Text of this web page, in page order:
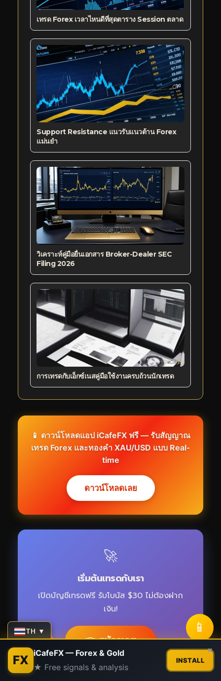
เทรด Forex เวลาไหนดีที่สุดตาราง Session ตลาด
Support Resistance แนวรับแนวต้าน Forex
แม่นยำ
วิเคราะห์คู่มือยื่นเอกสาร Broker-Dealer SEC
Filing 2026
การเทรดกับเอ็กซ์เนสคู่มือใช้งานครบถ้วนนักเทรด
📱 ดาวน์โหลดแอป iCafeFX ฟรี — รับสัญญาณ
เทรด Forex และทองคำ XAU/USD แบบ Real-
time
ดาวน์โหลดเลย
🚀
เริ่มต้นเทรดกับเรา
เปิดบัญชีเทรดฟรี รับโบนัส $30 ไม่ต้องฝาก
เงิน!
👉 สมัครเลย
TH ▼ 📱
FX iCafeFX — Forex & Gold
★ Free signals & analysis
INSTALL
×
Contact us
Open